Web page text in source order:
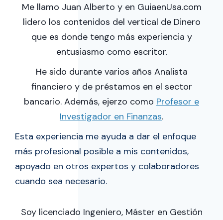
Me llamo Juan Alberto y en GuiaenUsa.com
lidero los contenidos del vertical de Dinero
que es donde tengo más experiencia y
entusiasmo como escritor.
He sido durante varios años Analista
financiero y de préstamos en el sector
bancario. Además, ejerzo como Profesor e
Investigador en Finanzas.
Esta experiencia me ayuda a dar el enfoque
más profesional posible a mis contenidos,
apoyado en otros expertos y colaboradores
cuando sea necesario.
Soy licenciado Ingeniero, Máster en Gestión